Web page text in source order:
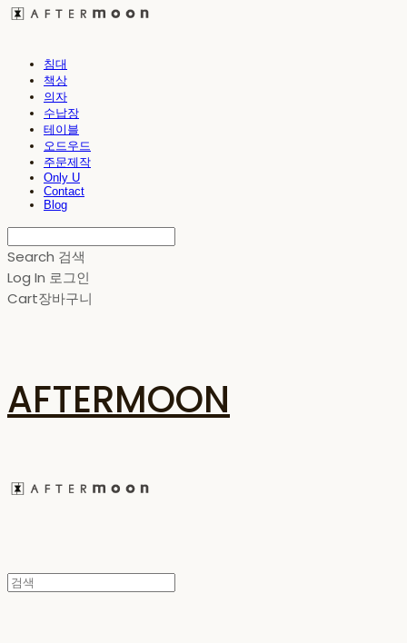
침대
책상
의자
수납장
테이블
오드우드
주문제작
Only U
Contact
Blog
Search 검색
Log In 로그인
Cart장바구니
AFTERMOON